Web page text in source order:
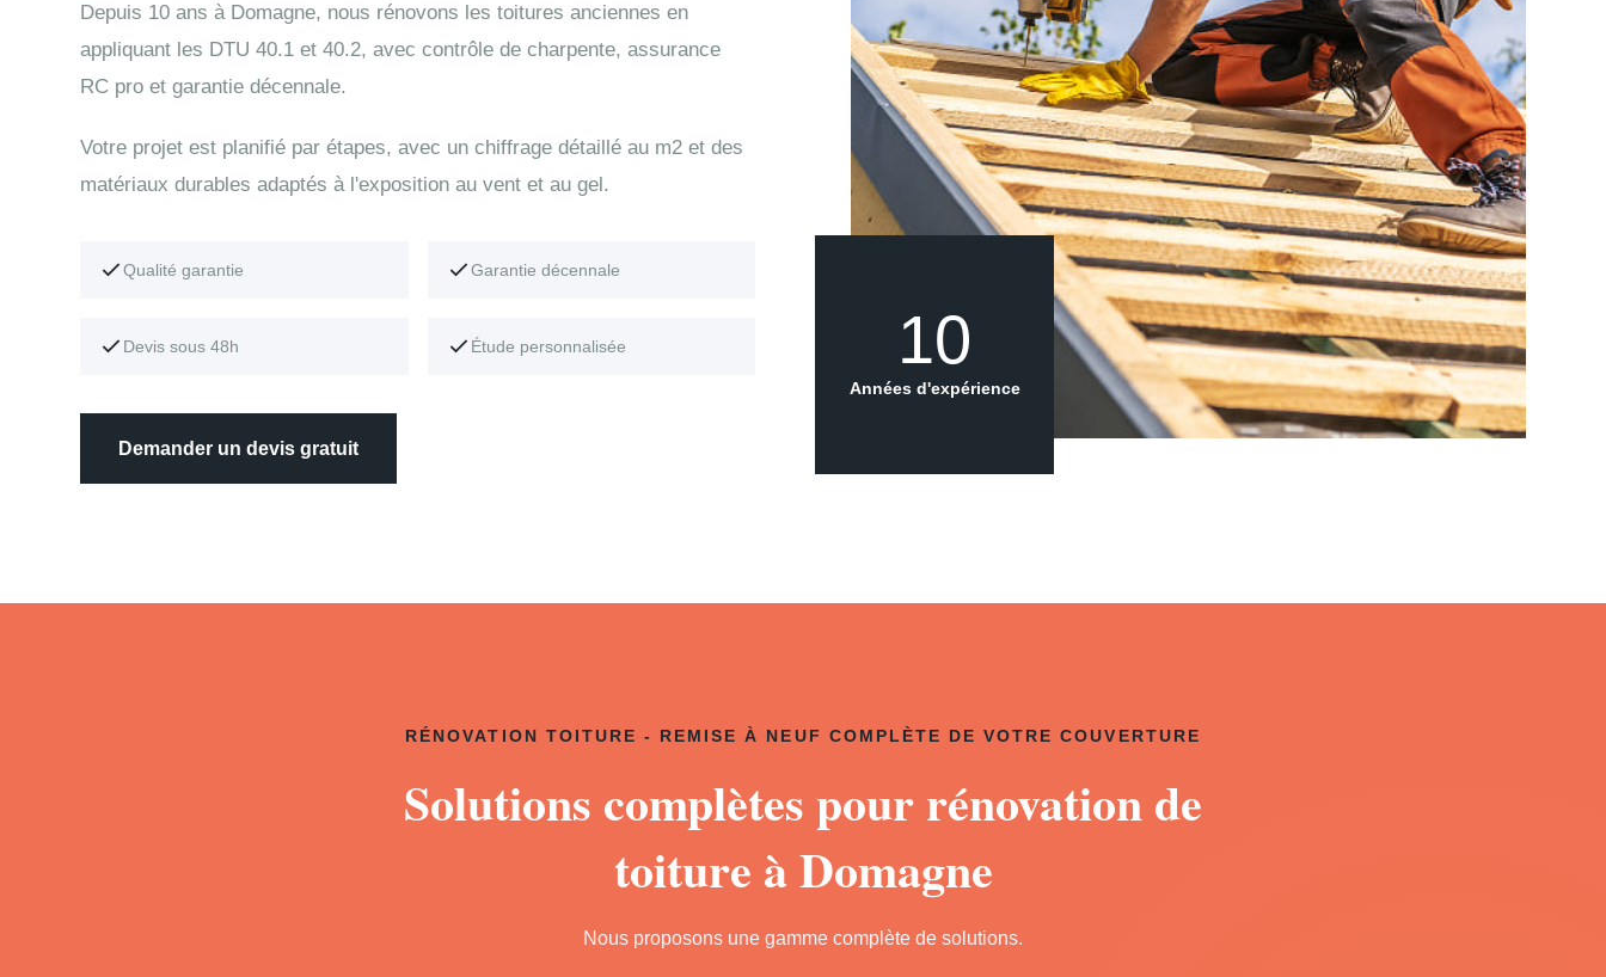
Depuis 10 ans à Domagne, nous rénovons les toitures anciennes en
appliquant les DTU 40.1 et 40.2, avec contrôle de charpente, assurance
RC pro et garantie décennale.
Votre projet est planifié par étapes, avec un chiffrage détaillé au m2 et des
matériaux durables adaptés à l'exposition au vent et au gel.
Qualité garantie Garantie décennale
Devis sous 48h Étude personnalisée
Demander un devis gratuit
10
Années d'expérience
RÉNOVATION TOITURE - REMISE À NEUF COMPLÈTE DE VOTRE COUVERTURE
Solutions complètes pour rénovation de
toiture à Domagne
Nous proposons une gamme complète de solutions.